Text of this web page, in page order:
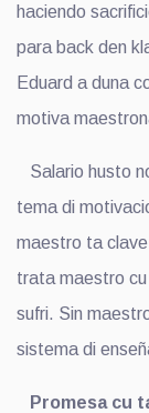
haciendo
para back den
Eduard a duna
motiva
Salario husto
tema di
maestro ta
trata maestro cu
sufri. Sin
sistema di
Promesa cu